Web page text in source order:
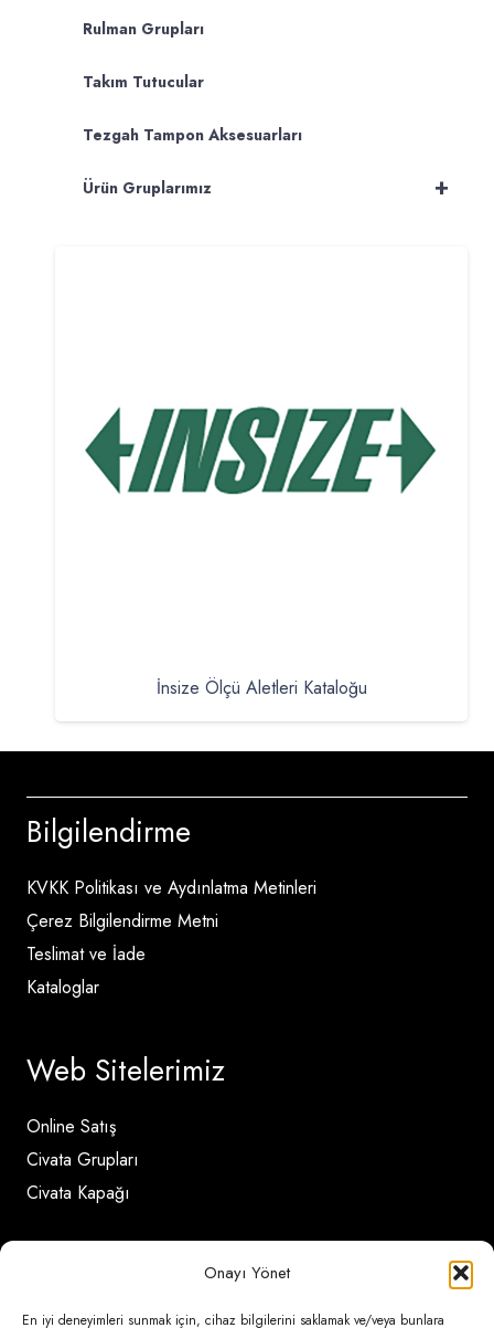
Onayı Yönet
En iyi deneyimleri sunmak için, cihaz bilgilerini saklamak ve/veya bunlara
Rulman Grupları
Takım Tutucular
Tezgah Tampon Aksesuarları
+
Ürün Gruplarımız
İnsize Ölçü Aletleri Kataloğu
Bilgilendirme
KVKK Politikası ve Aydınlatma Metinleri
Çerez Bilgilendirme Metni
Teslimat ve İade
Kataloglar
Web Sitelerimiz
Online Satış
Civata Grupları
Civata Kapağı
İletişim Detayları